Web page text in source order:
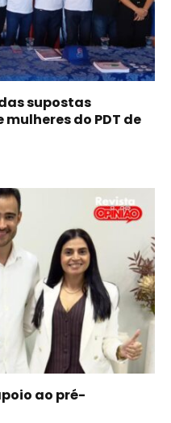
supostas
do PDT de
ao pré-